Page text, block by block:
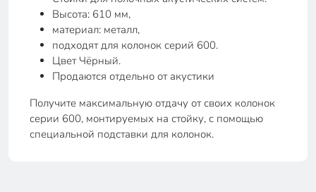
Высота: 610 мм,
материал: металл,
подходят для колонок серий 600.
Цвет Чёрный.
Продаются отдельно от акустики
Получите максимальную отдачу от своих колонок
серии 600, монтируемых на стойку, с помощью
специальной подставки для колонок.